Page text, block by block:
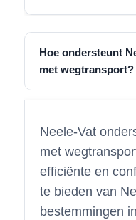
Hoe ondersteunt
met wegtransport?
Neele-Vat
met
efficiënte en
te bieden van
bestemmingen